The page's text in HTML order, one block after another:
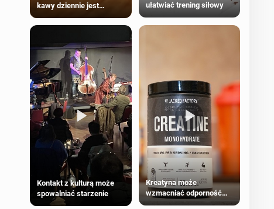
kawy dziennie jest
większości dorosłych
ułatwiać trening siłowy
Kontakt z kulturą może
spowalniać starzenie
Kreatyna może
wzmacniać odporność
przeciw nowotworom